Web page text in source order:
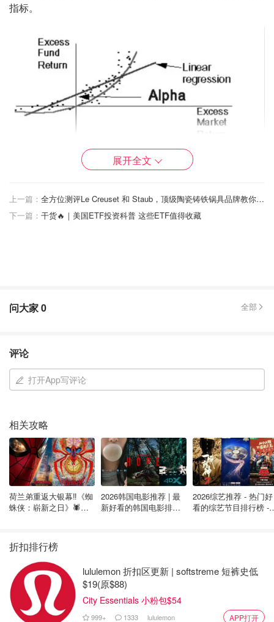
指标。
图片来自于@AlphaGamma ，版权属于原作者
Annuity——年金现值
图片来自于@Investopedia ，版权属于原作者
Ordinary Annuity——普通年金
每期期末收付款项的年金
每期期初收付款项的年金
展开全文
上一篇：
全方位测评Le Creuset 和 Staub，顶级陶瓷铸铁锅具品牌教你怎么选！
下一篇： 干货🔥｜美国ETF投资科普 这些ETF值得收藏
问大家0 全部
评论
打开App写评论
相关攻略
荷兰弟重返大银幕‼️《蜘
蛛侠：崭新之日》🕷️北
2026韩国电影推荐 | 最
新好看的韩国电影排行
2026综艺推荐 - 热门好
看的综艺节目排行榜 -
折扣排行榜
lululemon 折扣区更新 | softstreme 短裤史低
$19(原$88)
City Essentials 小粉包$54
999+ 1333 lululemon APP打开